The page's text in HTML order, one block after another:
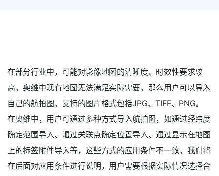
在部分行业中，可能对影像地图的清晰度、时效性要求较
高，奥维中现有地图无法满足实际需要，那么用户可以导入
自己的航拍图，支持的图片格式包括JPG、TIFF、PNG。
在奥维中，用户可通过多种方式导入航拍图，如通过经纬度
确定范围导入、通过关联点确定位置导入、通过显示在地图
上的标签附件导入等，这些方式的应用条件不一致，我们将
在后面对应用条件进行说明，用户需要根据实际情况选择合